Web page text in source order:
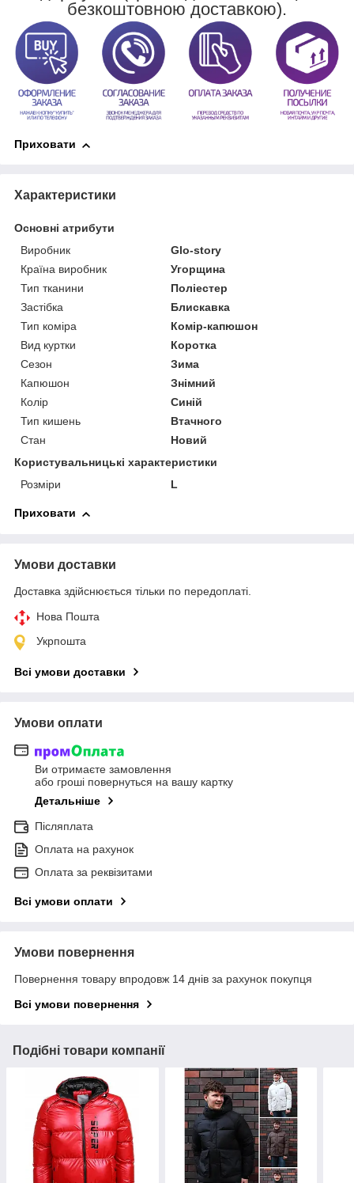
безкоштовною доставкою).
Приховати
Характеристики
Основні атрибути
Виробник
Glo-story
Країна виробник
Угорщина
Тип тканини
Поліестер
Застібка
Блискавка
Тип коміра
Комір-капюшон
Вид куртки
Коротка
Сезон
Зима
Капюшон
Знімний
Колір
Синій
Тип кишень
Втачного
Стан
Новий
Користувальницькі характеристики
Розміри
L
Приховати
Умови доставки
Доставка здійснюється тільки по передоплаті.
Нова Пошта
Укрпошта
Всі умови доставки
Умови оплати
Ви отримаєте замовлення
або гроші повернуться на вашу картку
Детальніше
Післяплата
Оплата на рахунок
Оплата за реквізитами
Всі умови оплати
Умови повернення
Повернення товару впродовж 14 днів за рахунок покупця
Всі умови повернення
Подібні товари компанії